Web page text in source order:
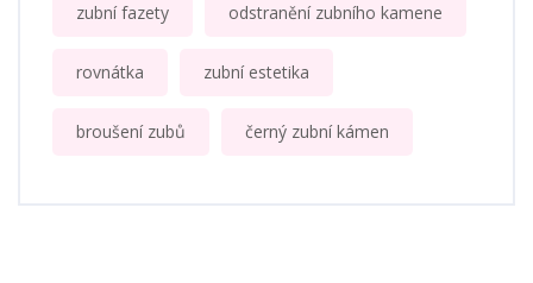
zubní fazety odstranění zubního kamene
rovnátka zubní estetika
broušení zubů černý zubní kámen